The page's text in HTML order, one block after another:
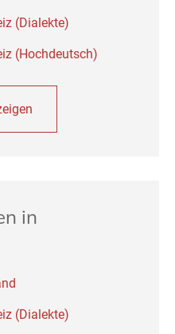
(Dialekte)
(Hochdeutsch)
in
(Dialekte)